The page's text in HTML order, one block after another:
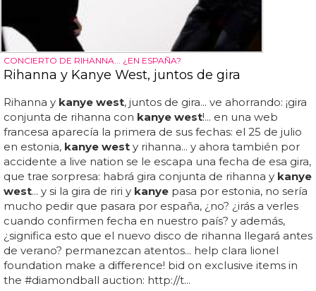
CONCIERTO DE RIHANNA... ¿EN ESPAÑA?
Rihanna y Kanye West, juntos de gira
Rihanna y kanye west, juntos de gira... ve ahorrando: ¡gira
conjunta de rihanna con kanye west!... en una web
francesa aparecía la primera de sus fechas: el 25 de julio
en estonia, kanye west y rihanna... y ahora también por
accidente a live nation se le escapa una fecha de esa gira,
que trae sorpresa: habrá gira conjunta de rihanna y kanye
west... y si la gira de riri y kanye pasa por estonia, no sería
mucho pedir que pasara por españa, ¿no? ¿irás a verles
cuando confirmen fecha en nuestro país? y además,
¿significa esto que el nuevo disco de rihanna llegará antes
de verano? permanezcan atentos... help clara lionel
foundation make a difference! bid on exclusive items in
the #diamondball auction: http://t...